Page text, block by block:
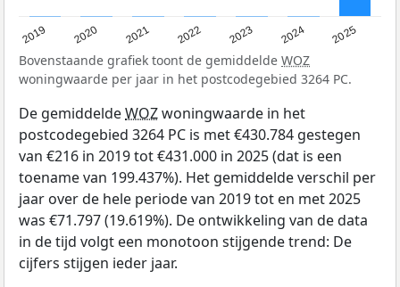
2019 2020 2021 2022 2023 2024 2025
Bovenstaande grafiek toont de gemiddelde WOZ
woningwaarde per jaar in het postcodegebied 3264 PC.
De gemiddeldeWOZwoningwaarde in het
postcodegebied 3264 PC is met €430.784 gestegen
van €216 in 2019 tot €431.000 in 2025 (dat is een
toename van 199.437%). Het gemiddelde verschil per
jaar over de hele periode van 2019 tot en met 2025
was €71.797 (19.619%). De ontwikkeling van de data
in de tijd volgt een monotoon stijgende trend: De
cijfers stijgen ieder jaar.